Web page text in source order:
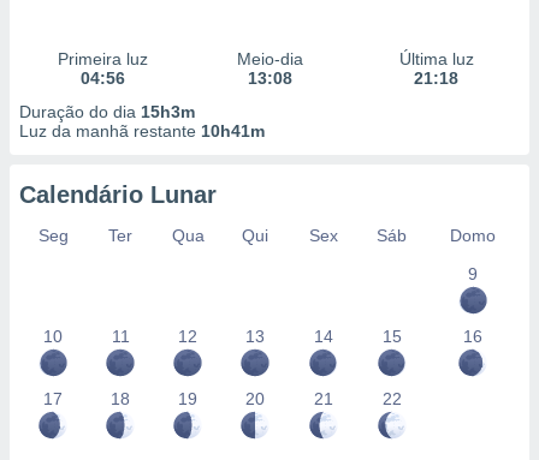
Primeira luz
04:56
Meio-dia
13:08
Última luz
21:18
Duração do dia 15h3m
Luz da manhã restante 10h41m
Calendário Lunar
Seg Ter Qua Qui Sex Sáb
Domo
9
10 11 12 13 14 15 16
17 18 19 20 21 22